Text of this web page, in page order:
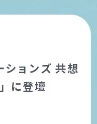
ションズ 共想
に登壇